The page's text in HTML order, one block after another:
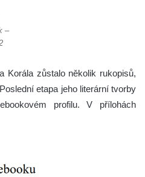
–
Korála zůstalo několik rukopisů,
etapa jeho literární tvorby
profilu. V přílohách